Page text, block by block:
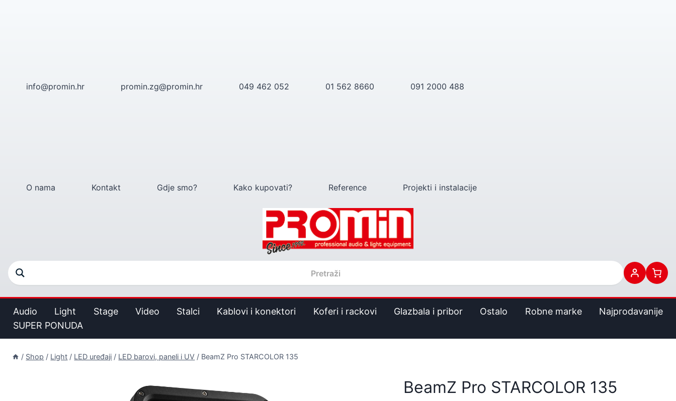
info@promin.hr promin.zg@promin.hr 049 462 052 01 562 8660 091 2000 488
O nama Kontakt Gdje smo? Kako kupovati? Reference Projekti i instalacije
Audio Light Stage Video Stalci Kablovi i konektori Koferi i rackovi Glazbala i pribor Ostalo Robne marke
Najprodavanije
SUPER PONUDA
/ Shop / Light / LED uređaji / LED barovi, paneli i UV / BeamZ Pro STARCOLOR 135
BeamZ Pro STARCOLOR 135